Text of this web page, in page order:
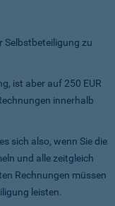
Selbstbeteiligung zu
ist aber auf 250 EUR
innerhalb
sich also, wenn Sie die
und alle zeitgleich
Rechnungen müssen
leisten.